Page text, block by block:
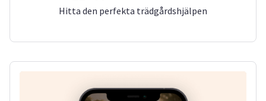
Hitta den perfekta trädgårdshjälpen